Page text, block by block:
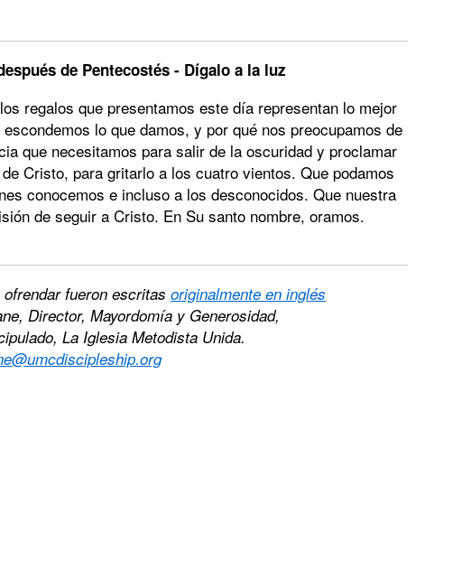
de Pentecostés - Dígalo a la luz
regalos que presentamos este día representan lo mejor
lo que damos, y por qué nos preocupamos de
que necesitamos para salir de la oscuridad y proclamar
Cristo, para gritarlo a los cuatro vientos. Que podamos
conocemos e incluso a los desconocidos. Que nuestra
de seguir a Cristo. En Su santo nombre, oramos.
fueron escritas originalmente en inglés
Director, Mayordomía y Generosidad,
La Iglesia Metodista Unida.